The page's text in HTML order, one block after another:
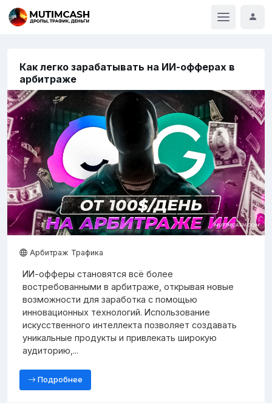
Как легко зарабатывать на ИИ-офферах в
арбитраже
Арбитраж Трафика
ИИ-офферы становятся всё более
востребованными в арбитраже, открывая новые
возможности для заработка с помощью
инновационных технологий. Использование
искусственного интеллекта позволяет создавать
уникальные продукты и привлекать широкую
аудиторию,...
Подробнее